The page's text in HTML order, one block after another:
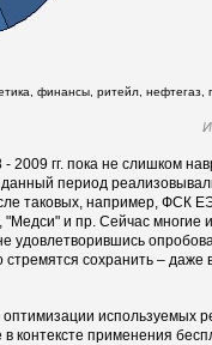
финансы, ритейл, нефтегаз,
2009 гг. пока не слишком
период
таковых, например, ФСК
"Медси" и пр. Сейчас
удовлетворившись
сохранить – даже
используемых
контексте применения